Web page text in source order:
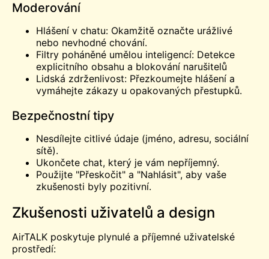
Moderování
Hlášení v chatu: Okamžitě označte urážlivé
nebo nevhodné chování.
Filtry poháněné umělou inteligencí: Detekce
explicitního obsahu a blokování narušitelů
Lidská zdrženlivost: Přezkoumejte hlášení a
vymáhejte zákazy u opakovaných přestupků.
Bezpečnostní tipy
Nesdílejte citlivé údaje (jméno, adresu, sociální
sítě).
Ukončete chat, který je vám nepříjemný.
Použijte "Přeskočit" a "Nahlásit", aby vaše
zkušenosti byly pozitivní.
Zkušenosti uživatelů a design
AirTALK poskytuje plynulé a příjemné uživatelské
prostředí: